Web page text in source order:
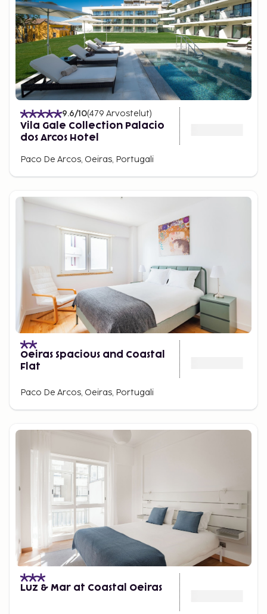
9.6/10(479 Arvostelut)
Vila Gale Collection Palacio
dos Arcos Hotel
Paco De Arcos, Oeiras, Portugali
Oeiras Spacious and Coastal
Flat
Paco De Arcos, Oeiras, Portugali
Luz & Mar at Coastal Oeiras